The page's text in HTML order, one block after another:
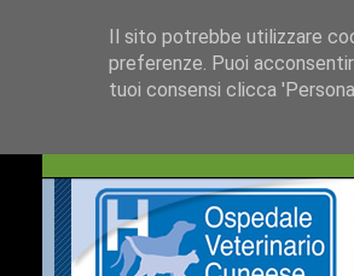
HOME PAGE
INFORMATIVE
Il sito potrebbe utilizzare
preferenze. Puoi
tuoi consensi clicca